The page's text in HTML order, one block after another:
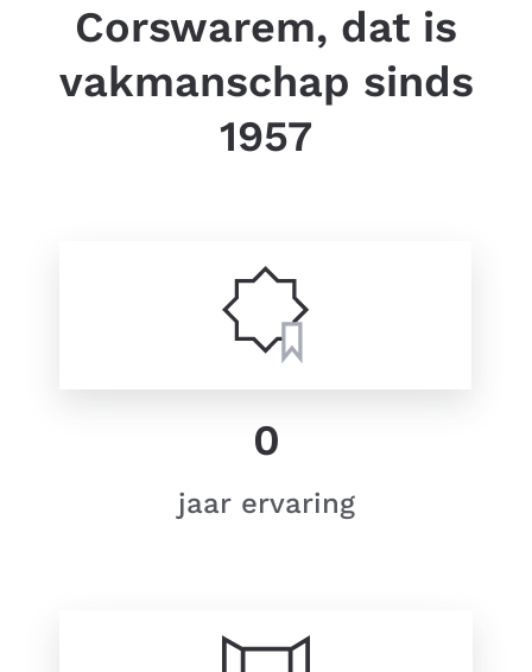
Corswarem, dat is
vakmanschap sinds
1957
jaar ervaring
0